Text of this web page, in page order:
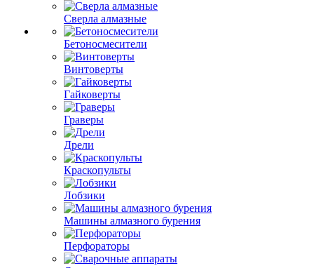
Сверла алмазные
Бетоносмесители
Винтоверты
Гайковерты
Граверы
Дрели
Краскопульты
Лобзики
Машины алмазного бурения
Перфораторы